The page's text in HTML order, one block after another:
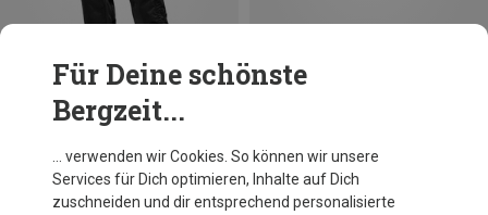
Du sparst 13%
Für Deine schönste
Bergzeit...
… verwenden wir Cookies. So können wir unsere
Services für Dich optimieren, Inhalte auf Dich
zuschneiden und dir entsprechend personalisierte